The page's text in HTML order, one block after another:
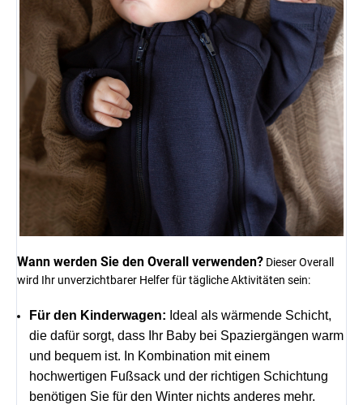
Wann werden Sie den Overall verwenden? Dieser Overall
wird Ihr unverzichtbarer Helfer für tägliche Aktivitäten sein:
Für den Kinderwagen: Ideal als wärmende Schicht,
die dafür sorgt, dass Ihr Baby bei Spaziergängen warm
und bequem ist. In Kombination mit einem
hochwertigen Fußsack und der richtigen Schichtung
benötigen Sie für den Winter nichts anderes mehr.